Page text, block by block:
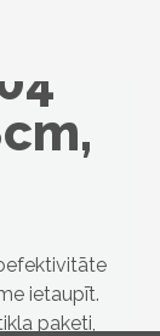
ietaupīt.
paketi,